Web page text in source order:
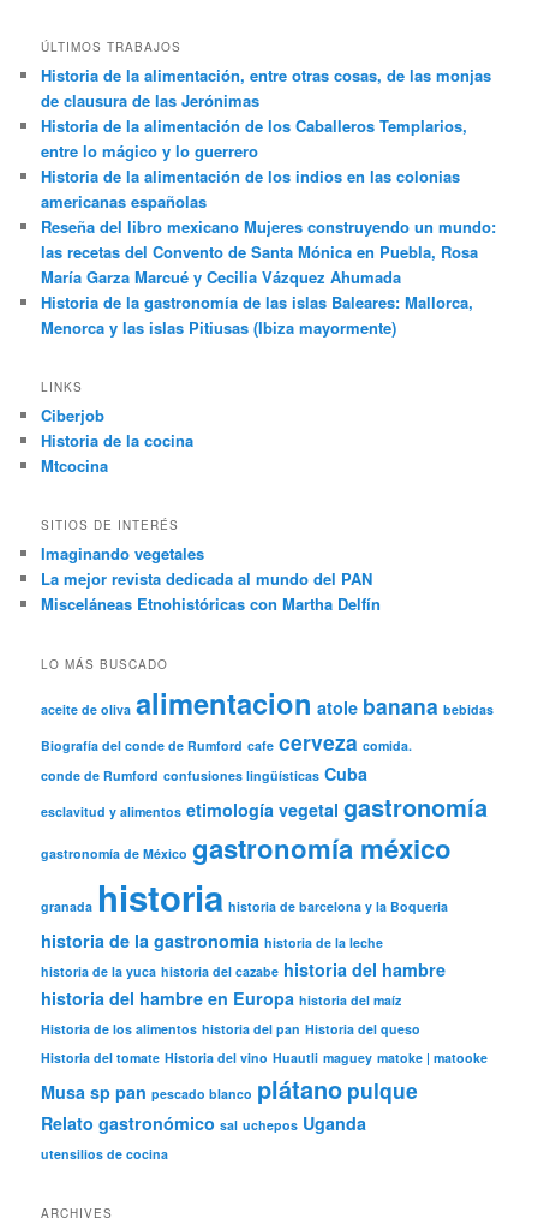
ÚLTIMOS TRABAJOS
Historia de la alimentación, entre otras cosas, de las monjas
de clausura de las Jerónimas
Historia de la alimentación de los Caballeros Templarios,
entre lo mágico y lo guerrero
Historia de la alimentación de los indios en las colonias
americanas españolas
Reseña del libro mexicano Mujeres construyendo un mundo:
las recetas del Convento de Santa Mónica en Puebla, Rosa
María Garza Marcué y Cecilia Vázquez Ahumada
Historia de la gastronomía de las islas Baleares: Mallorca,
Menorca y las islas Pitiusas (Ibiza mayormente)
LINKS
Ciberjob
Historia de la cocina
Mtcocina
SITIOS DE INTERÉS
Imaginando vegetales
La mejor revista dedicada al mundo del PAN
Misceláneas Etnohistóricas con Martha Delfín
LO MÁS BUSCADO
aceite de oliva alimentacion atole banana bebidas
Biografía del conde de Rumford cafe cerveza comida.
conde de Rumford confusiones lingüísticas Cuba
esclavitud y alimentos etimología vegetal gastronomía
gastronomía de México gastronomía méxico
granada historia historia de barcelona y la Boqueria
historia de la gastronomia historia de la leche
historia de la yuca historia del cazabe historia del hambre
historia del hambre en Europa historia del maíz
Historia de los alimentos historia del pan Historia del queso
Historia del tomate Historia del vino Huautli maguey matoke | matooke
Musa sp pan pescado blanco plátano pulque
Relato gastronómico sal uchepos Uganda
utensilios de cocina
ARCHIVES